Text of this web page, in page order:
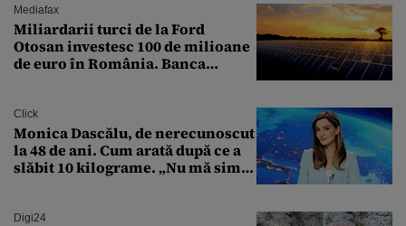
Mediafax
Miliardarii turci de la Ford
Otosan investesc 100 de milioane
de euro în România. Banca
Click
Monica Dascălu, de nerecunoscut
la 48 de ani. Cum arată după ce a
slăbit 10 kilograme. „Nu mă simt
Digi24